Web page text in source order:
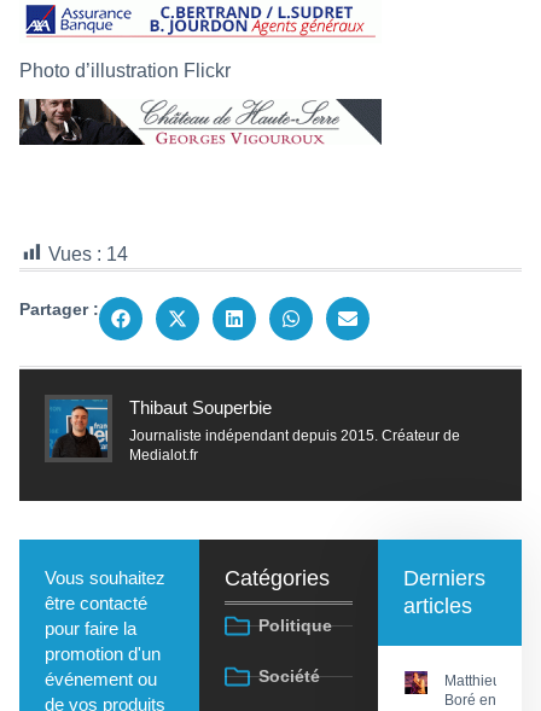
Photo d’illustration Flickr
Vues : 14
Partager :
Thibaut Souperbie
Journaliste indépendant depuis 2015. Créateur de
Medialot.fr
Vous souhaitez
être contacté
pour faire la
promotion d'un
événement ou
de vos produits
Catégories
Politique
Société
Derniers
articles
Matthieu
Boré en